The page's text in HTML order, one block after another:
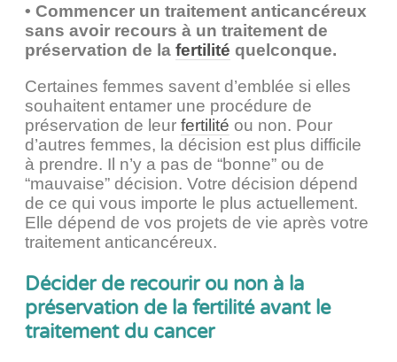
• Commencer un traitement anticancéreux
sans avoir recours à un traitement de
préservation de la fertilité quelconque.
Certaines femmes savent d’emblée si elles
souhaitent entamer une procédure de
préservation de leur fertilité ou non. Pour
d’autres femmes, la décision est plus difficile
à prendre. Il n’y a pas de “bonne” ou de
“mauvaise” décision. Votre décision dépend
de ce qui vous importe le plus actuellement.
Elle dépend de vos projets de vie après votre
traitement anticancéreux.
Décider de recourir ou non à la
préservation de la fertilité avant le
traitement du cancer